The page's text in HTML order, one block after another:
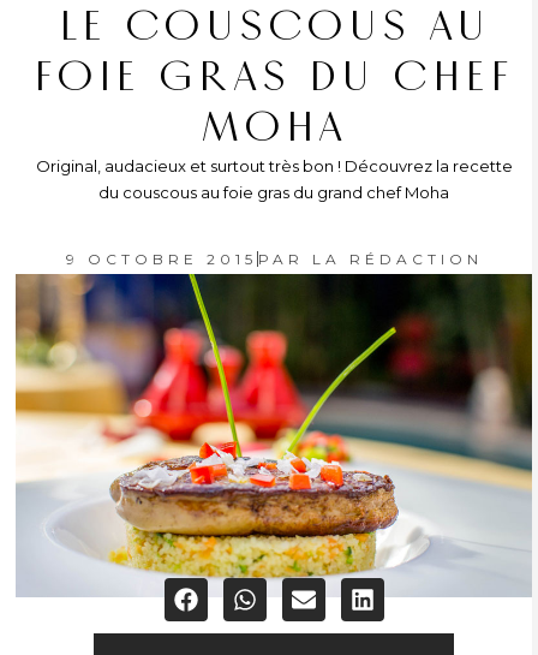
LE COUSCOUS AU
FOIE GRAS DU CHEF
MOHA
Original, audacieux et surtout très bon ! Découvrez la recette
du couscous au foie gras du grand chef Moha
9 OCTOBRE 2015 PAR LA RÉDACTION